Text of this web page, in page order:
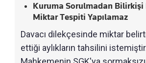
Kuruma Sorulmadan Bilirkişi
Miktar Tespiti Yapılamaz
Davacı dilekçesinde miktar
ettiği aylıkların tahsilini